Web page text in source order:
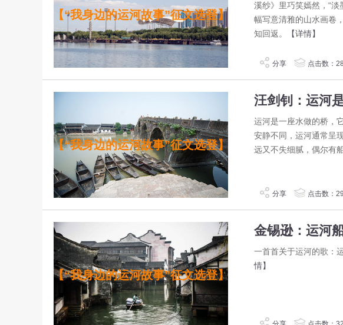
【“我身边的运河故事”征文选登】
溪纱》里巧笑嫣然，“
幅写意清雅的山水画卷
知回返。
【详情】
分享 点击数：
【“我身边的运河故事”征文选登】
汪剑钊：运河
运河是一座水做的桥，
安静不同，运河通常呈
远又不失细腻，偶尔有
分享 点击数：
【“我身边的运河故事”征文选登】
金锡逊：运河
一首首关于运河的歌：
情】